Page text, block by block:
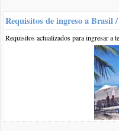
0 7-feb-
hola...excelente info, mi
2019 ..me podrían decir
por otro lado precios de
mayores y dos pequeñas
seria la mejor
Requisitos de ingreso a Brasil
Requisitos actualizados para ingresar a